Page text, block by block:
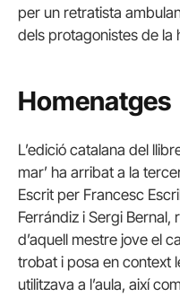
per un retratista
dels protagonistes de la
Homenatges
L’edició catalana del
mar’ ha arribat a la
Escrit per Francesc
Ferrándiz i Sergi Bernal,
d’aquell mestre jove el
trobat i posa en context
utilitzava a l’aula, així